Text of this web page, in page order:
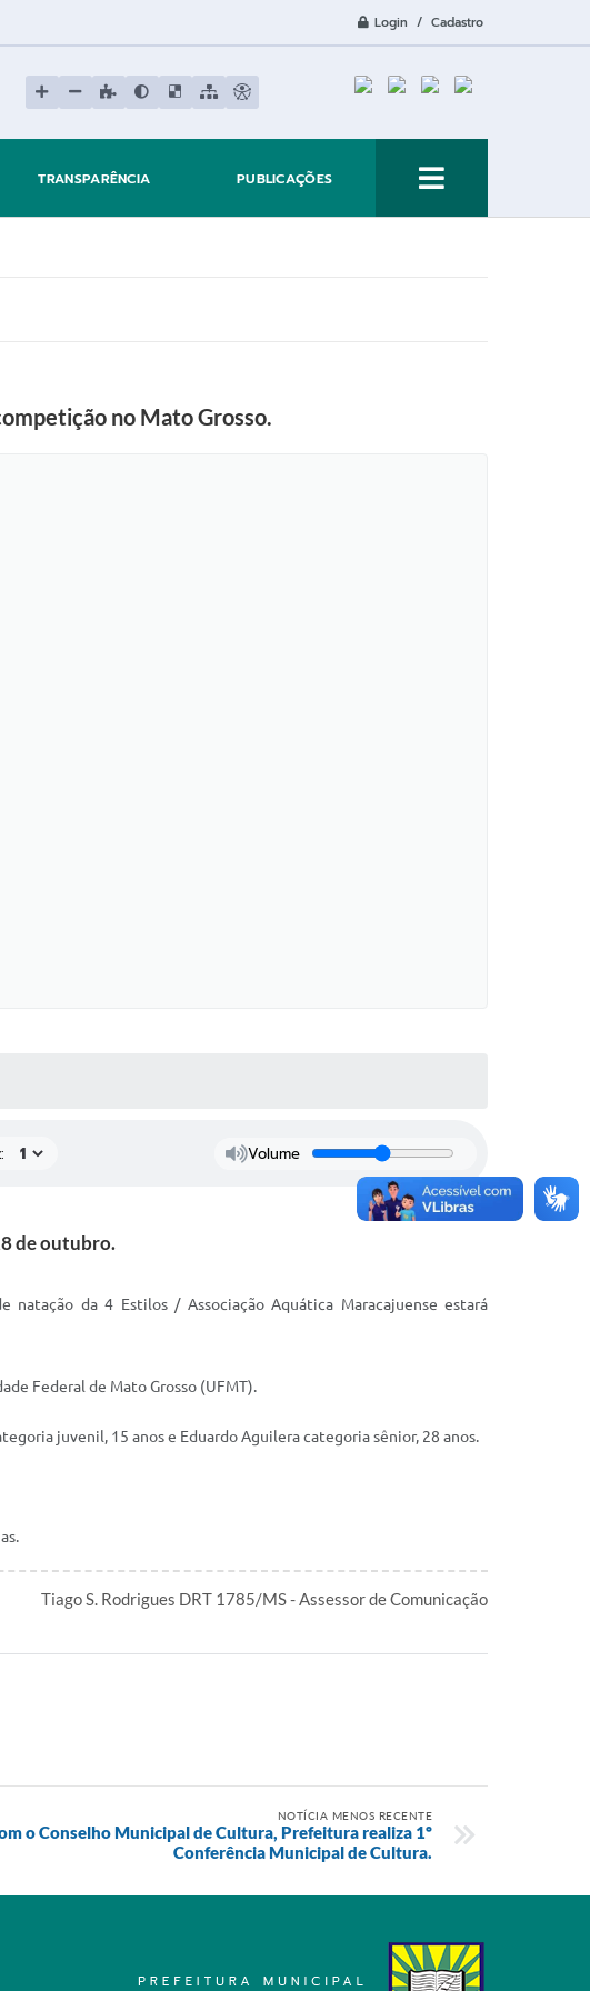
Login / Cadastro
TRANSPARÊNCIA PUBLICAÇÕES
no Mato Grosso.
Volume
de outubro.
da 4 Estilos / Associação Aquática Maracajuense estará
Federal de Mato Grosso (UFMT).
juvenil, 15 anos e Eduardo Aguilera categoria sênior, 28 anos.
Tiago S. Rodrigues DRT 1785/MS - Assessor de Comunicação
NOTÍCIA MENOS RECENTE
o Conselho Municipal de Cultura, Prefeitura realiza 1º
Conferência Municipal de Cultura.